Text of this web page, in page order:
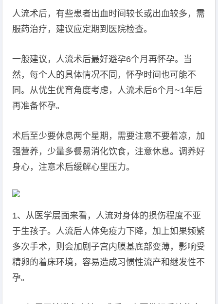
人流术后，有些患者出血时间较长或出血较多，需
服药治疗，建议应定期到医院检查。
一般建议，人流术后最好避孕6个月再怀孕。当
然，每个人的具体情况不同，怀孕时间也可能不
同。从优生优育角度考虑，人流术后6个月~1年后
再准备怀孕。
术后至少要休息两个星期，需要注意不要着凉，加
强营养，少量多餐易消化饮食，注意休息。调养好
身心，注意术后缓解心里压力。
1、从医学层面来看，人流对身体的损伤程度不亚
于生孩子。人流后人体免疫力下降，加上如果频繁
多次手术，则会加剧子宫内膜基底部变薄，影响受
精卵的着床环境，容易造成习惯性流产和继发性不
孕。